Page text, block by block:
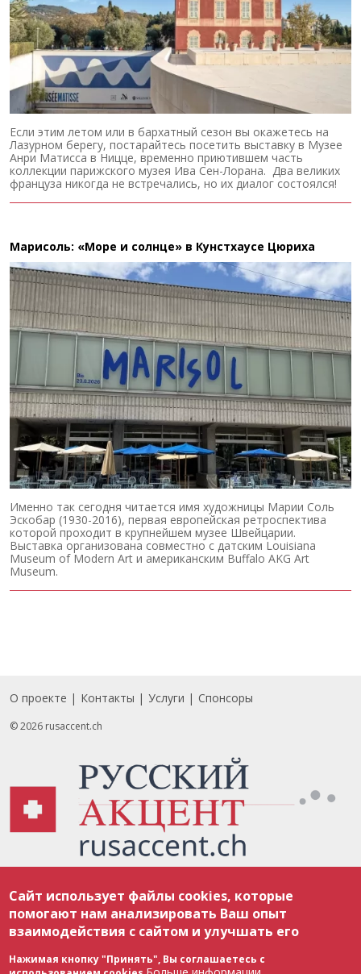
Если этим летом или в бархатный сезон вы окажетесь на
Лазурном берегу, постарайтесь посетить выставку в Музее
Анри Матисса в Ницце, временно приютившем часть
коллекции парижского музея Ива Сен-Лорана. Два великих
француза никогда не встречались, но их диалог состоялся!
Марисоль: «Море и солнце» в Кунстхаусе Цюриха
Именно так сегодня читается имя художницы Марии Соль
Эскобар (1930-2016), первая европейская ретроспектива
которой проходит в крупнейшем музее Швейцарии.
Выставка организована совместно с датским Louisiana
Museum of Modern Art и американским Buffalo AKG Art
Museum.
Footer
О проекте Контакты Услуги Спонсоры
© 2026 rusaccent.ch
соответствии с законодательством Швейцарии об авторском праве и
международными соглашениями. Полное или частичное использование
материалов возможно только с разрешения редакции. В случае полного
или частичного воспроизведения материалов сайта rusaccent.ch,
ОБЯЗАТЕЛЬНА АКТИВНАЯ ГИПЕРССЫЛКА на конкретный заимствованный
текст. Фотоизображения, размещенные редакцией rusaccent.ch, являются
ее исключительной собственностью. Полное или частичное
Сайт использует файлы cookies, которые
помогают нам анализировать Ваш опыт
взаимодействия с сайтом и улучшать его
Нажимая кнопку "Принять", Вы соглашаетесь с